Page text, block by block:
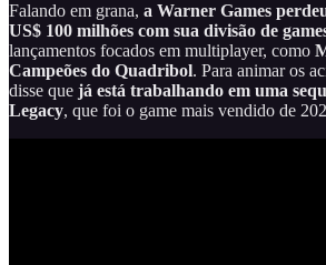
Falando em grana, a Warner Games
US$ 100 milhões com sua divisão de
lançamentos focados em multiplayer, como
Campeões do Quadribol. Para animar os
disse que já está trabalhando em uma
Legacy, que foi o game mais vendido de